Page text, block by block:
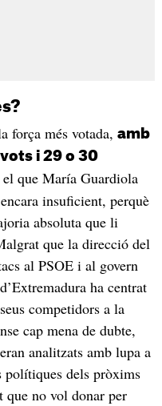
força més votada, amb
i 29 o 30
que María Guardiola
insuficient, perquè
absoluta que li
que la direcció del
al PSOE i al govern
ha centrat
competidors a la
cap mena de dubte,
analitzats amb lupa a
dels pròxims
que no vol donar per